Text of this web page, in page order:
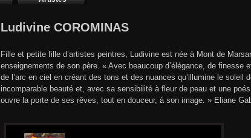
Ludivine COROMINAS
Fille et petite fille d’artistes peintres, Ludivine est née à Mont de
enseignements de son père. « Avec beaucoup d’élégance, de
de l’arc en ciel en créant des tons et des nuances qu’illumine le soleil
incomparable beauté et, avec sa sensibilité à fleur de peau et une
ouvre la porte de ses rêves, tout en douceur, à son image. » Eliane